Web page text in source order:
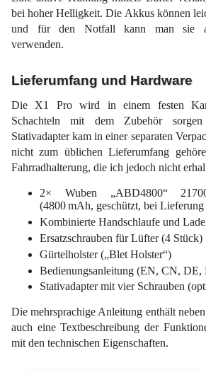
bei hoher Helligkeit. Die Akkus können
und für den Notfall kann man sie
verwenden.
Lieferumfang und Hardware
Die X1 Pro wird in einem festen
Schachteln mit dem Zubehör
Stativadapter kam in einer separaten
nicht zum üblichen Lieferumfang
Fahrradhalterung, die ich jedoch nicht
2× Wuben „ABD4800“
(4800 mAh, geschützt, bei
Kombinierte Handschlaufe und
Ersatzschrauben für Lüfter (4 Stück)
Gürtelholster („Blet Holster“)
Bedienungsanleitung (EN, CN, DE,
Stativadapter mit vier Schrauben
Die mehrsprachige Anleitung enthält
auch eine Textbeschreibung der
mit den technischen Eigenschaften.